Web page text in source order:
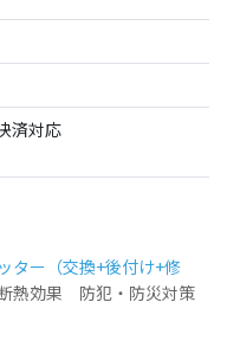
済対応
ター（交換+後付け+修
熱効果 防犯・防災対策